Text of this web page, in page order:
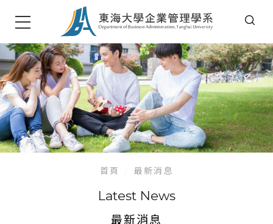
首頁 最新消息
Latest News
最新消息